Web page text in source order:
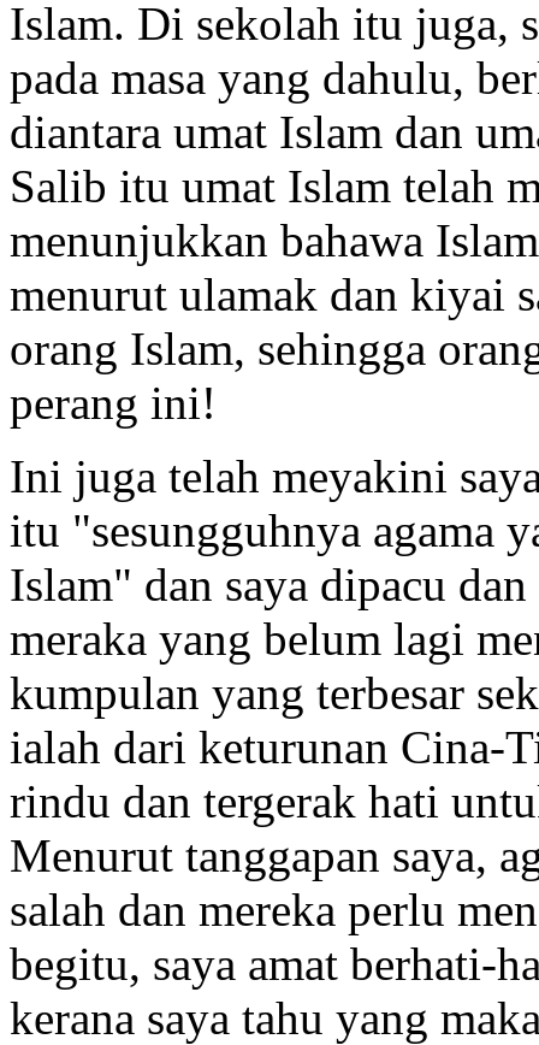
Islam. Di sekolah itu juga,
pada masa yang dahulu,
diantara umat Islam dan
Salib itu umat Islam telah
menunjukkan bahawa
menurut ulamak dan kiyai
orang Islam, sehingga
perang ini!
Ini juga telah meyakini
itu "sesungguhnya agama
Islam" dan saya dipacu
meraka yang belum lagi
kumpulan yang terbesar
ialah dari keturunan Cina-
rindu dan tergerak hati
Menurut tanggapan saya,
salah dan mereka perlu
begitu, saya amat berhati-
kerana saya tahu yang